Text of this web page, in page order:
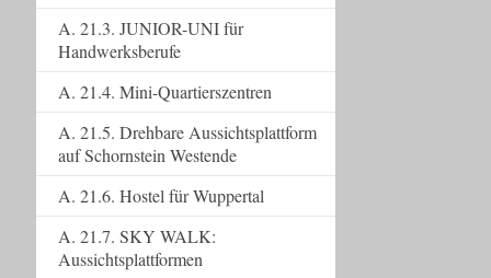
A. 21.3. JUNIOR-UNI für
Handwerksberufe
A. 21.4. Mini-Quartierszentren
A. 21.5. Drehbare Aussichtsplattform
auf Schornstein Westende
A. 21.6. Hostel für Wuppertal
A. 21.7. SKY WALK:
Aussichtsplattformen